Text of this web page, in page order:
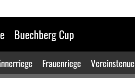
Buechberg Cup
Frauenriege Vereinstenue